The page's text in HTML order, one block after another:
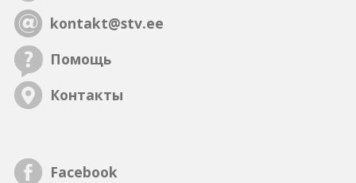
kontakt@stv.ee
Помощь
Контакты
Facebook